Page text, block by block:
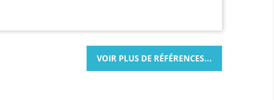
G37
VOIR PLUS DE RÉFÉRENCES...